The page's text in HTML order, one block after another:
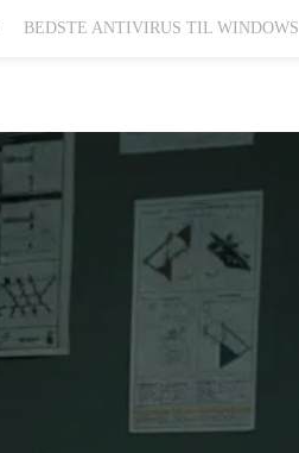
BEDSTE ANTIVIRUS TIL WINDOWS